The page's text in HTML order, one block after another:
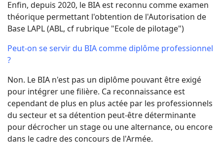
Enfin, depuis 2020, le BIA est reconnu comme examen
théorique permettant l'obtention de l'Autorisation de
Base LAPL (ABL, cf rubrique "Ecole de pilotage")
Peut-on se servir du BIA comme diplôme professionnel
?
Non. Le BIA n'est pas un diplôme pouvant être exigé
pour intégrer une filière. Ca reconnaissance est
cependant de plus en plus actée par les professionnels
du secteur et sa détention peut-être déterminante
pour décrocher un stage ou une alternance, ou encore
dans le cadre des concours de l'Armée.